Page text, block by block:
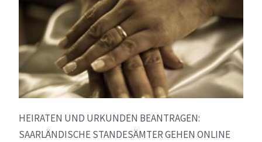
HEIRATEN UND URKUNDEN BEANTRAGEN:
SAARLÄNDISCHE STANDESÄMTER GEHEN ONLINE